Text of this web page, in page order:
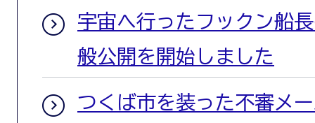
宇宙へ行ったフックン船
般公開を開始しました
つくば市を装った不審メ